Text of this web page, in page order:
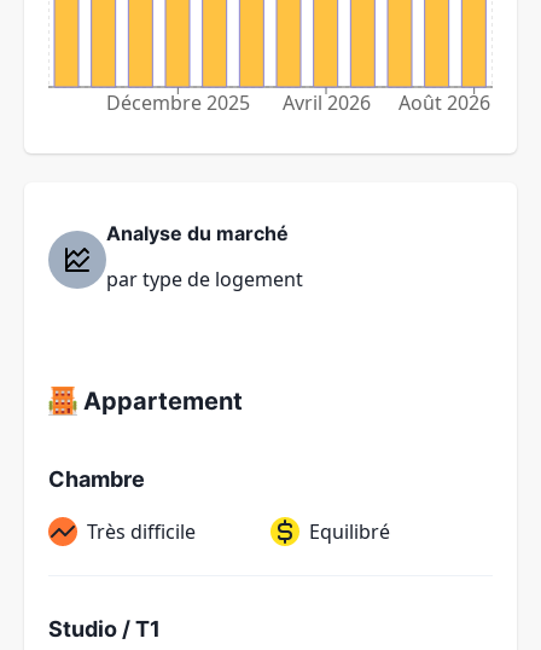
Décembre 2025 Avril 2026 Août 2026
Analyse du marché
par type de logement
Appartement
Chambre
Très difficile Equilibré
Studio / T1